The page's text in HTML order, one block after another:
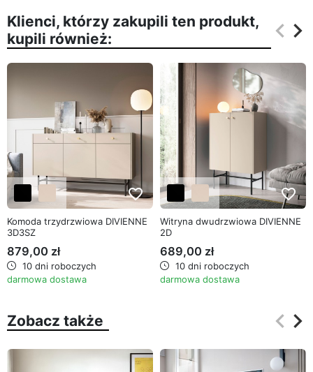
Klienci, którzy zakupili ten produkt,
kupili również:
keyboard_arrow_left
keyboard_arrow_right
favorite_border
Komoda trzydrzwiowa DIVIENNE
3D3SZ
879,00 zł
10 dni roboczych
darmowa dostawa
favorite_border
Witryna dwudrzwiowa DIVIENNE
2D
689,00 zł
10 dni roboczych
darmowa dostawa
Zobacz także keyboard_arrow_left
keyboard_arrow_right